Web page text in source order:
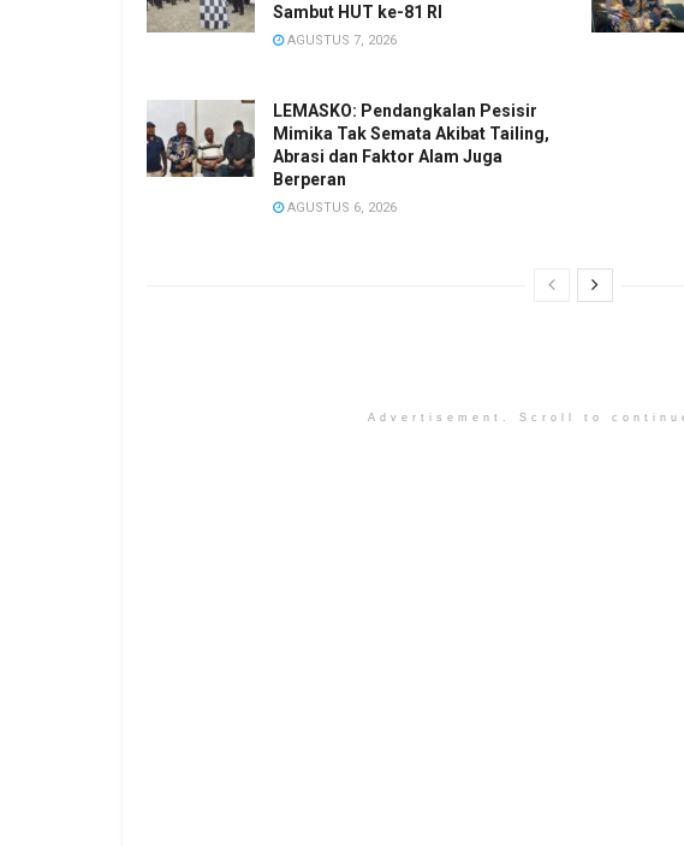
Sambut HUT ke-81 RI
AGUSTUS 7, 2026
LEMASKO: Pendangkalan Pesisir
Mimika Tak Semata Akibat Tailing,
Abrasi dan Faktor Alam Juga
Berperan
AGUSTUS 6, 2026
Advertisement. Scroll to